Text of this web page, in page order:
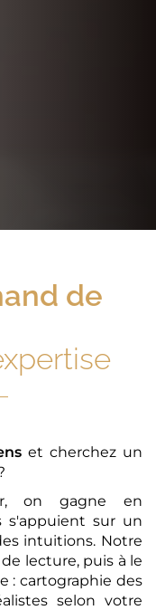
de
et cherchez un
on gagne en
s'appuient sur un
intuitions. Notre
lecture, puis à le
: cartographie des
selon votre